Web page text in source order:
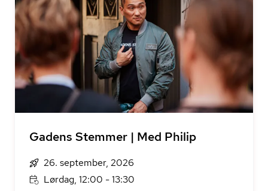
Gadens Stemmer | Med Philip
26. september, 2026
Lørdag, 12:00 - 13:30